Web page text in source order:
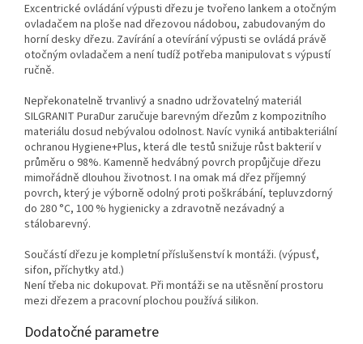
Excentrické ovládání výpusti dřezu je tvořeno lankem a otočným
ovladačem na ploše nad dřezovou nádobou, zabudovaným do
horní desky dřezu. Zavírání a otevírání výpusti se ovládá právě
otočným ovladačem a není tudíž potřeba manipulovat s výpustí
ručně.
Nepřekonatelně trvanlivý a snadno udržovatelný materiál
SILGRANIT PuraDur zaručuje barevným dřezům z kompozitního
materiálu dosud nebývalou odolnost. Navíc vyniká antibakteriální
ochranou Hygiene+Plus, která dle testů snižuje růst bakterií v
průměru o 98%. Kamenně hedvábný povrch propůjčuje dřezu
mimořádně dlouhou životnost. I na omak má dřez příjemný
povrch, který je výborně odolný proti poškrábání, tepluvzdorný
do 280 °C, 100 % hygienicky a zdravotně nezávadný a
stálobarevný.
Součástí dřezu je kompletní příslušenství k montáži. (výpusť,
sifon, příchytky atd.)
Není třeba nic dokupovat. Při montáži se na utěsnění prostoru
mezi dřezem a pracovní plochou používá silikon.
Dodatočné parametre